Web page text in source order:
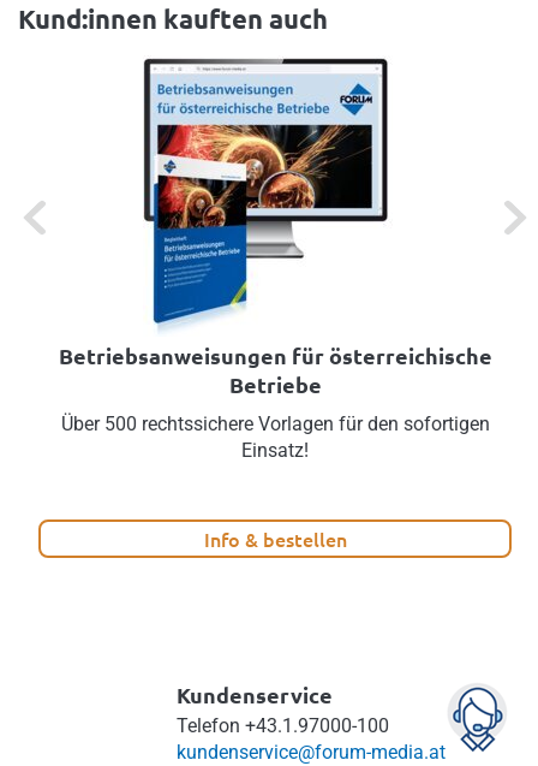
Kund:innen kauften auch
Previous Next
Betriebsanweisungen für österreichische
Betriebe
Über 500 rechtssichere Vorlagen für den sofortigen
Einsatz!
Info & bestellen
Kundenservice
Telefon +43.1.97000-100
kundenservice@forum-media.at